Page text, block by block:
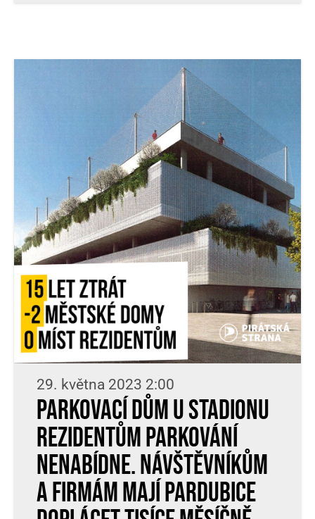
29. května 2023 2:00
Parkovací dům U Stadionu
rezidentům parkování
nenabídne. Návštěvníkům
a firmám mají Pardubice